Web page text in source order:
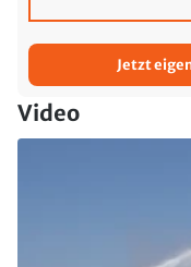
Jetzt
Video